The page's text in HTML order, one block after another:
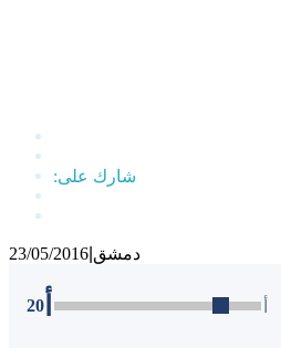
23/05/2016 دمشق
20